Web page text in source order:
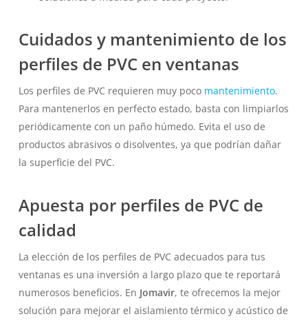
Cuidados y mantenimiento de los
perfiles de PVC en ventanas
Los perfiles de PVC requieren muy poco mantenimiento.
Para mantenerlos en perfecto estado, basta con limpiarlos
periódicamente con un paño húmedo. Evita el uso de
productos abrasivos o disolventes, ya que podrían dañar
la superficie del PVC.
Apuesta por perfiles de PVC de
calidad
La elección de los perfiles de PVC adecuados para tus
ventanas es una inversión a largo plazo que te reportará
numerosos beneficios. En Jomavir, te ofrecemos la mejor
solución para mejorar el aislamiento térmico y acústico de